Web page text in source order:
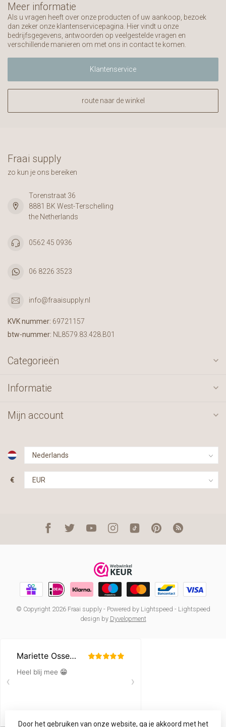
Meer informatie
Als u vragen heeft over onze producten of uw aankoop, bezoek
dan zeker onze klantenservicepagina. Hier vindt u onze
bedrijfsgegevens, antwoorden op veelgestelde vragen en
verschillende manieren om met ons in contact te komen.
Klantenservice
route naar de winkel
Fraai supply
zo kun je ons bereiken
Torenstraat 36
8881 BK West-Terschelling
the Netherlands
0562 45 0936
06 8226 3523
info@fraaisupply.nl
KVK nummer: 69721157
btw-nummer: NL8579.83.428.B01
Categorieën
Informatie
Mijn account
€
© Copyright 2026 Fraai supply- Powered by Lightspeed - Lightspeed
design by Dyvelopment
Door het gebruiken van onze website, ga je akkoord met het